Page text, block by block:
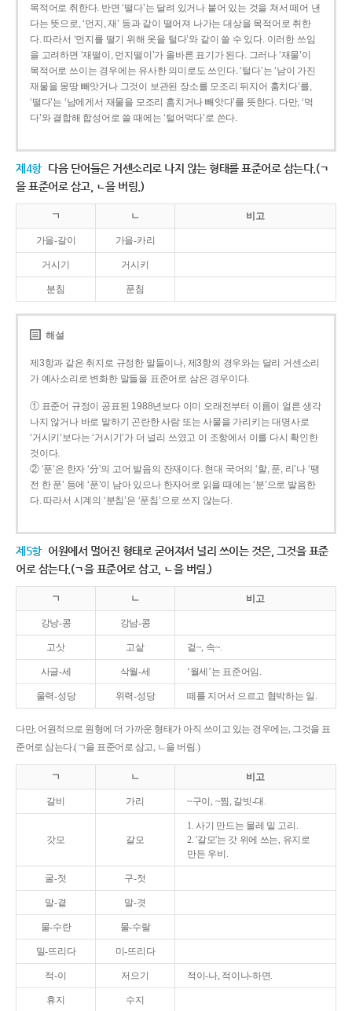
목적어로 취한다. 반면 ‘떨다’는 달려 있거나 붙어 있는 것을 쳐서 떼어 낸
다는 뜻으로, ‘먼지, 재’ 등과 같이 떨어져 나가는 대상을 목적어로 취한
다. 따라서 ‘먼지를 떨기 위해 옷을 털다’와 같이 쓸 수 있다. 이러한 쓰임
을 고려하면 ‘재떨이, 먼지떨이’가 올바른 표기가 된다. 그러나 ‘재물’이
목적어로 쓰이는 경우에는 유사한 의미로도 쓰인다. ‘털다’는 ‘남이 가진
재물을 몽땅 빼앗거나 그것이 보관된 장소를 모조리 뒤지어 훔치다’를,
‘떨다’는 ‘남에게서 재물을 모조리 훔치거나 빼앗다’를 뜻한다. 다만, ‘먹
다’와 결합해 합성어로 쓸 때에는 ‘털어먹다’로 쓴다.
제4항 다음 단어들은 거센소리로 나지 않는 형태를 표준어로 삼는다.(ㄱ
을 표준어로 삼고, ㄴ을 버림.)
ㄱ ㄴ 비고
가을-갈이 가을-카리
거시기 거시키
분침 푼침
해설
제3항과 같은 취지로 규정한 말들이나, 제3항의 경우와는 달리 거센소리
가 예사소리로 변화한 말들을 표준어로 삼은 경우이다.
① 표준어 규정이 공표된 1988년보다 이미 오래전부터 이름이 얼른 생각
나지 않거나 바로 말하기 곤란한 사람 또는 사물을 가리키는 대명사로
‘거시키’보다는 ‘거시기’가 더 널리 쓰였고 이 조항에서 이를 다시 확인한
것이다.
② ‘푼’은 한자 ‘分’의 고어 발음의 잔재이다. 현대 국어의 ‘할, 푼, 리’나 ‘땡
전 한 푼’ 등에 ‘푼’이 남아 있으나 한자어로 읽을 때에는 ‘분’으로 발음한
다. 따라서 시계의 ‘분침’은 ‘푼침’으로 쓰지 않는다.
제5항 어원에서 멀어진 형태로 굳어져서 널리 쓰이는 것은, 그것을 표준
어로 삼는다.(ㄱ을 표준어로 삼고, ㄴ을 버림.)
ㄱ ㄴ 비고
강낭-콩 강남-콩
고삿 고샅 겉~, 속~.
사글-세 삭월-세 ‘월세’는 표준어임.
울력-성당 위력-성당 떼를 지어서 으르고 협박하는 일.
다만, 어원적으로 원형에 더 가까운 형태가 아직 쓰이고 있는 경우에는, 그것을 표
준어로 삼는다.(ㄱ을 표준어로 삼고, ㄴ을 버림.)
ㄱ ㄴ 비고
갈비 가리 ~구이, ~찜, 갈빗-대.
갓모 갈모
1. 사기 만드는 물레 밑 고리.
2. '갈모'는 갓 위에 쓰는, 유지로
만든 우비.
굴-젓 구-젓
말-곁 말-겻
물-수란 물-수랄
밀-뜨리다 미-뜨리다
적-이 저으기 적이-나, 적이나-하면.
휴지 수지